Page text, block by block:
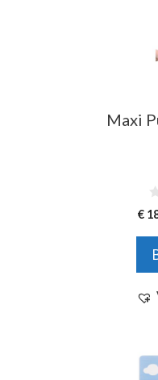
Maxi
0
v
5
€